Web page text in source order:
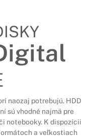
naozaj potrebujú. HDD
sú vhodné najmä pre
notebooky. K dispozícii
a veľkostiach